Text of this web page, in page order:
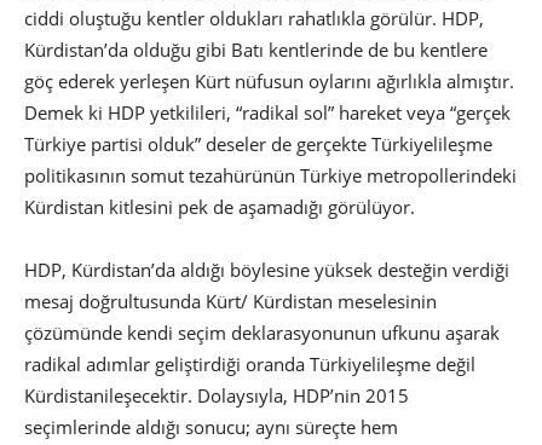
ciddi oluştuğu kentler oldukları rahatlıkla görülür. HDP,
Kürdistan’da olduğu gibi Batı kentlerinde de bu kentlere
göç ederek yerleşen Kürt nüfusun oylarını ağırlıkla almıştır.
Demek ki HDP yetkilileri, “radikal sol” hareket veya “gerçek
Türkiye partisi olduk” deseler de gerçekte Türkiyelileşme
politikasının somut tezahürünün Türkiye metropollerindeki
Kürdistan kitlesini pek de aşamadığı görülüyor.
HDP, Kürdistan’da aldığı böylesine yüksek desteğin verdiği
mesaj doğrultusunda Kürt/ Kürdistan meselesinin
çözümünde kendi seçim deklarasyonunun ufkunu aşarak
radikal adımlar geliştirdiği oranda Türkiyelileşme değil
Kürdistanileşecektir. Dolaysıyla, HDP’nin 2015
seçimlerinde aldığı sonucu; aynı süreçte hem